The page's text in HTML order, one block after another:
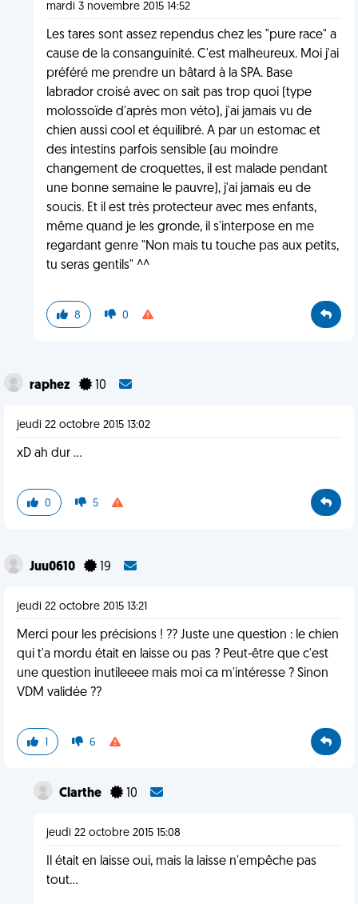
mardi 3 novembre 2015 14:52
Les tares sont assez rependus chez les "pure race" a
cause de la consanguinité. C'est malheureux. Moi j'ai
préféré me prendre un bâtard à la SPA. Base
labrador croisé avec on sait pas trop quoi (type
molossoïde d'après mon véto), j'ai jamais vu de
chien aussi cool et équilibré. A par un estomac et
des intestins parfois sensible (au moindre
changement de croquettes, il est malade pendant
une bonne semaine le pauvre), j'ai jamais eu de
soucis. Et il est très protecteur avec mes enfants,
même quand je les gronde, il s'interpose en me
regardant genre "Non mais tu touche pas aux petits,
tu seras gentils" ^^
8 0
raphez 10
jeudi 22 octobre 2015 13:02
xD ah dur ...
0 5
Juu0610 19
jeudi 22 octobre 2015 13:21
Merci pour les précisions ! ?? Juste une question : le chien
qui t'a mordu était en laisse ou pas ? Peut-être que c'est
une question inutileeee mais moi ca m'intéresse ? Sinon
VDM validée ??
1 6
Clarthe 10
jeudi 22 octobre 2015 15:08
Il était en laisse oui, mais la laisse n'empêche pas
tout...